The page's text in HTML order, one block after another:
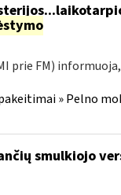
prie FM)
» Pelno
smulkiojo